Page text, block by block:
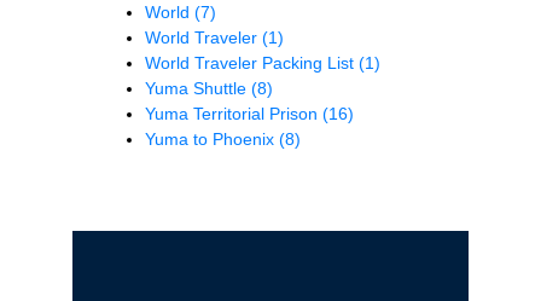
World (7)
World Traveler (1)
World Traveler Packing List (1)
Yuma Shuttle (8)
Yuma Territorial Prison (16)
Yuma to Phoenix (8)